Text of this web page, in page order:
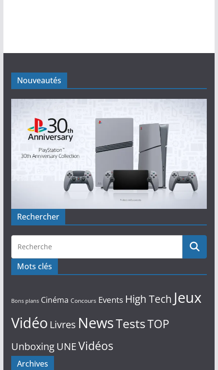
Nouveautés
Rechercher
Mots clés
Bons plans Cinéma Concours Events High Tech Jeux
Vidéo Livres NewsTestsTOP
UnboxingUNEVidéos
Archives